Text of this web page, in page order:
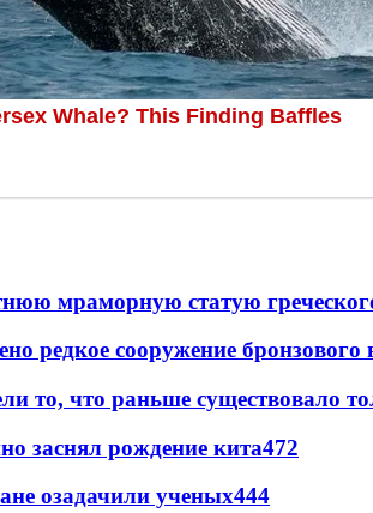
мраморную статую
редкое сооружение бронзового
то, что раньше существовало
заснял рождение кита472
озадачили ученых444